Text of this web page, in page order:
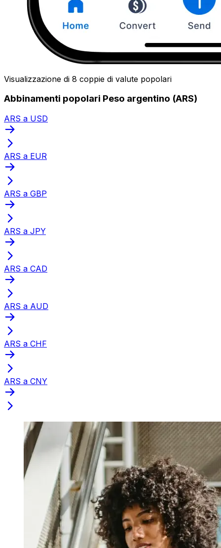
Visualizzazione di 8 coppie di valute popolari
Abbinamenti popolari Peso argentino (ARS)
ARS a USD
ARS a EUR
ARS a GBP
ARS a JPY
ARS a CAD
ARS a AUD
ARS a CHF
ARS a CNY